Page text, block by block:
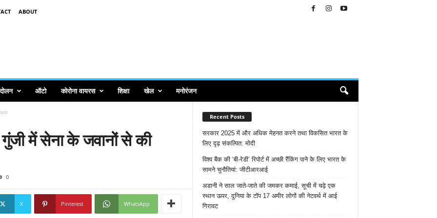
ABOUT
ऑटो कोरोना वायरस शिक्षा खेल मनोरंजन
गुंजी में सेना के जवानों से की
0
X Pinterest WhatsApp
Recent Posts
सरकार 2025 में और अधिक मेहनत करने तथा विकसित भारत के
लिए दृढ़ संकल्पित: माेदी
विश्व बैंक की ‘बी-रेडी’ रिपोर्ट में अच्छी रैंकिंग पाने के लिए भारत के
सामने चुनौतियां: जीटीआरआई
अडानी ने साल जाते-जाते की जमकर कमाई, सूची में चढ़े एक
स्थान ऊपर, दुनिया के टॉप 17 अमीर लोगों की नेटवर्थ में आई
गिरावट